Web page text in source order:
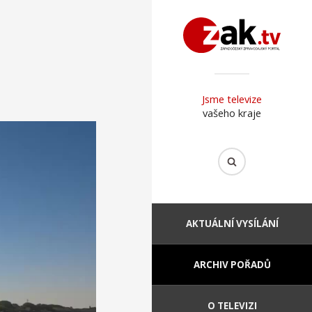
Jsme televize
vašeho kraje
AKTUÁLNÍ VYSÍLÁNÍ
ARCHIV POŘADŮ
O TELEVIZI